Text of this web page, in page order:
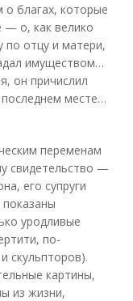
о благах, которые
— о, как велико
по отцу и матери,
имуществом…
он причислил
месте…
переменам
свидетельство —
его супруги
уродливые
по-
скульпторов).
картины,
из жизни,